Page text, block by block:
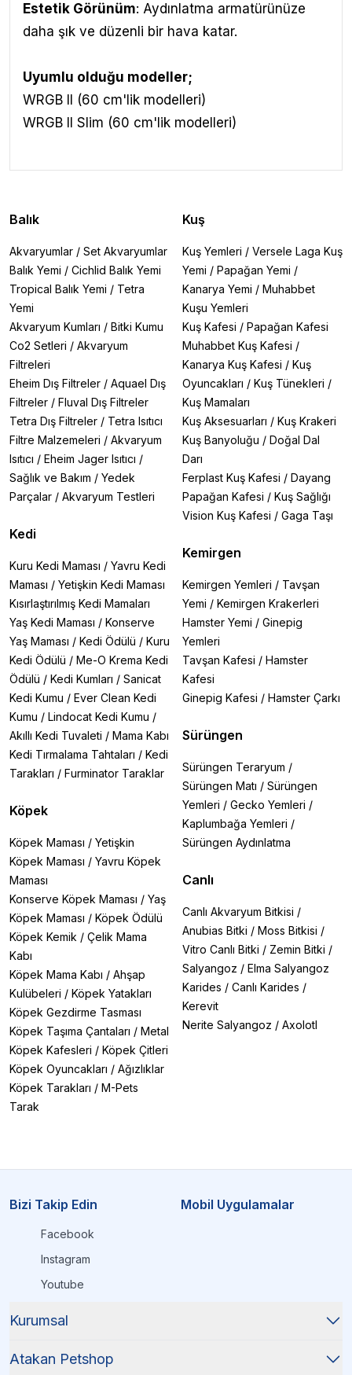
Estetik Görünüm: Aydınlatma armatürünüze
daha şık ve düzenli bir hava katar.
Uyumlu olduğu modeller;
WRGB II (60 cm'lik modelleri)
WRGB II Slim (60 cm'lik modelleri)
Balık
Akvaryumlar / Set Akvaryumlar
Balık Yemi / Cichlid Balık Yemi
Tropical Balık Yemi / Tetra
Yemi
Akvaryum Kumları / Bitki Kumu
Co2 Setleri / Akvaryum
Filtreleri
Eheim Dış Filtreler / Aquael Dış
Filtreler / Fluval Dış Filtreler
Tetra Dış Filtreler / Tetra Isıtıcı
Filtre Malzemeleri / Akvaryum
Isıtıcı / Eheim Jager Isıtıcı /
Sağlık ve Bakım / Yedek
Parçalar / Akvaryum Testleri
Kedi
Kuru Kedi Maması / Yavru Kedi
Maması / Yetişkin Kedi Maması
Kısırlaştırılmış Kedi Mamaları
Yaş Kedi Maması / Konserve
Yaş Maması / Kedi Ödülü / Kuru
Kedi Ödülü / Me-O Krema Kedi
Ödülü / Kedi Kumları / Sanicat
Kedi Kumu / Ever Clean Kedi
Kumu / Lindocat Kedi Kumu /
Akıllı Kedi Tuvaleti / Mama Kabı
Kedi Tırmalama Tahtaları / Kedi
Tarakları / Furminator Taraklar
Köpek
Köpek Maması / Yetişkin
Köpek Maması / Yavru Köpek
Maması
Konserve Köpek Maması / Yaş
Köpek Maması / Köpek Ödülü
Köpek Kemik / Çelik Mama
Kabı
Köpek Mama Kabı / Ahşap
Kulübeleri / Köpek Yatakları
Köpek Gezdirme Tasması
Köpek Taşıma Çantaları / Metal
Köpek Kafesleri / Köpek Çitleri
Köpek Oyuncakları / Ağızlıklar
Köpek Tarakları / M-Pets
Tarak
Kuş
Kuş Yemleri / Versele Laga Kuş
Yemi / Papağan Yemi /
Kanarya Yemi / Muhabbet
Kuşu Yemleri
Kuş Kafesi / Papağan Kafesi
Muhabbet Kuş Kafesi /
Kanarya Kuş Kafesi / Kuş
Oyuncakları / Kuş Tünekleri /
Kuş Mamaları
Kuş Aksesuarları / Kuş Krakeri
Kuş Banyoluğu / Doğal Dal
Darı
Ferplast Kuş Kafesi / Dayang
Papağan Kafesi / Kuş Sağlığı
Vision Kuş Kafesi / Gaga Taşı
Kemirgen
Kemirgen Yemleri / Tavşan
Yemi / Kemirgen Krakerleri
Hamster Yemi / Ginepig
Yemleri
Tavşan Kafesi / Hamster
Kafesi
Ginepig Kafesi / Hamster Çarkı
Sürüngen
Sürüngen Teraryum /
Sürüngen Matı / Sürüngen
Yemleri / Gecko Yemleri /
Kaplumbağa Yemleri /
Sürüngen Aydınlatma
Canlı
Canlı Akvaryum Bitkisi /
Anubias Bitki / Moss Bitkisi /
Vitro Canlı Bitki / Zemin Bitki /
Salyangoz / Elma Salyangoz
Karides / Canlı Karides /
Kerevit
Nerite Salyangoz / Axolotl
Bizi Takip Edin
Facebook
Instagram
Youtube
Mobil Uygulamalar
Kurumsal
Atakan Petshop